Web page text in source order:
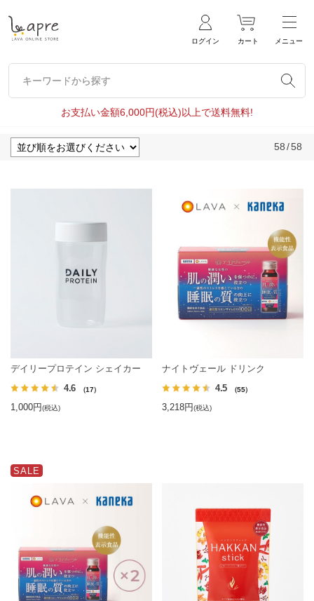
ログイン カート メニュー
キーワードから探す
キーワードから探す
お支払い金額6,000円(税込)以上で送料無料!
58/58
デイリープロテイン シェイカー
4.6 （17）
1,000円(税込)
ナイトヴェール ドリンク
4.5 （55）
3,218円(税込)
SALE